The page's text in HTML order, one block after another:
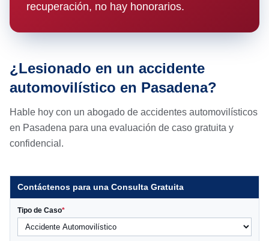
recuperación, no hay honorarios.
¿Lesionado en un accidente
automovilístico en Pasadena?
Hable hoy con un abogado de accidentes automovilísticos
en Pasadena para una evaluación de caso gratuita y
confidencial.
Contáctenos para una Consulta Gratuita
Tipo de Caso*